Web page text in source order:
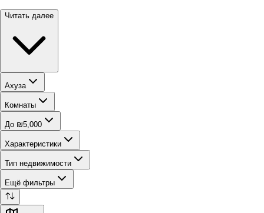
Читать далее
Ахуза
Комнаты
До ₪5,000
Характеристики
Тип недвижимости
Ещё фильтры